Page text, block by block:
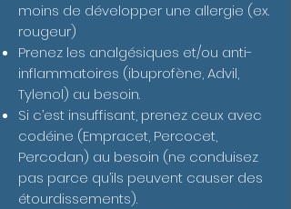
moins de développer une allergie (ex.
rougeur)
Prenez les analgésiques et/ou anti-
inflammatoires (ibuprofène, Advil,
Tylenol) au besoin.
Si c’est insuffisant, prenez ceux avec
codéine (Empracet, Percocet,
Percodan) au besoin (ne conduisez
pas parce qu’ils peuvent causer des
étourdissements).